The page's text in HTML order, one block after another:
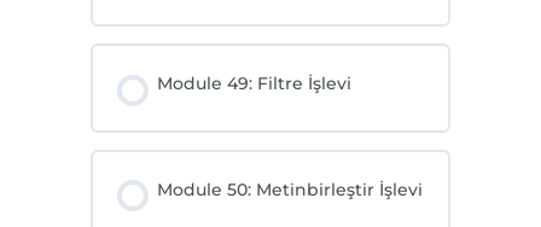
Module 49: Filtre İşlevi
Module 50: Metinbirleştir İşlevi